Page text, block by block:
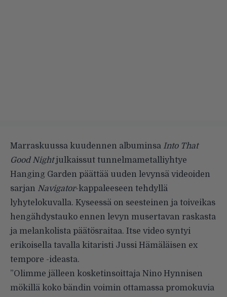
Marraskuussa kuudennen albuminsa Into That
Good Nightjulkaissut tunnelmametalliyhtye
Hanging Garden päättää uuden levynsä videoiden
sarjan Navigator-kappaleeseen tehdyllä
lyhytelokuvalla. Kyseessä on seesteinen ja toiveikas
hengähdystauko ennen levyn musertavan raskasta
ja melankolista päätösraitaa. Itse video syntyi
erikoisella tavalla kitaristi Jussi Hämäläisen ex
tempore -ideasta.
”Olimme jälleen kosketinsoittaja Nino Hynnisen
mökillä koko bändin voimin ottamassa promokuvia